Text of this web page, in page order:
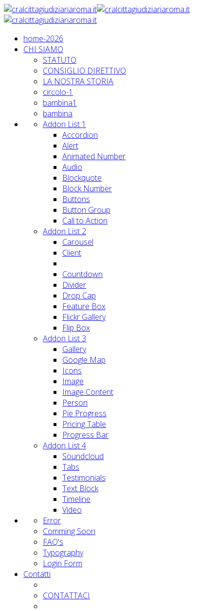
home-2026
CHI SIAMO
STATUTO
CONSIGLIO DIRETTIVO
LA NOSTRA STORIA
circolo-1
bambina1
bambina
Addon List 1
Accordion
Alert
Animated Number
Audio
Blockquote
Block Number
Buttons
Button Group
Call to Action
Addon List 2
Carousel
Client
Countdown
Divider
Drop Cap
Feature Box
Flickr Gallery
Flip Box
Addon List 3
Gallery
Google Map
Icons
Image
Image Content
Person
Pie Progress
Pricing Table
Progress Bar
Addon List 4
Soundcloud
Tabs
Testimonials
Text Block
Timeline
Video
Error
Comming Soon
FAQ's
Typography
Login Form
Contatti
CONTATTACI